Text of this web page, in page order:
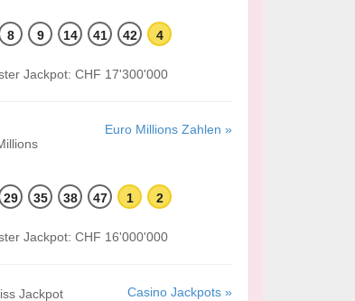
8 9 14 41 42 4
Jackpot: CHF 17'300'000
Euro Millions Zahlen »
29 35 38 47 1 2
Jackpot: CHF 16'000'000
Casino Jackpots »